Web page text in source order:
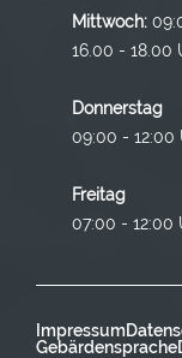
Mittwoch:
16.00 - 18.00
Donnerstag
09:00 -
Freitag
07:00
Impressum
Gebärdensprache